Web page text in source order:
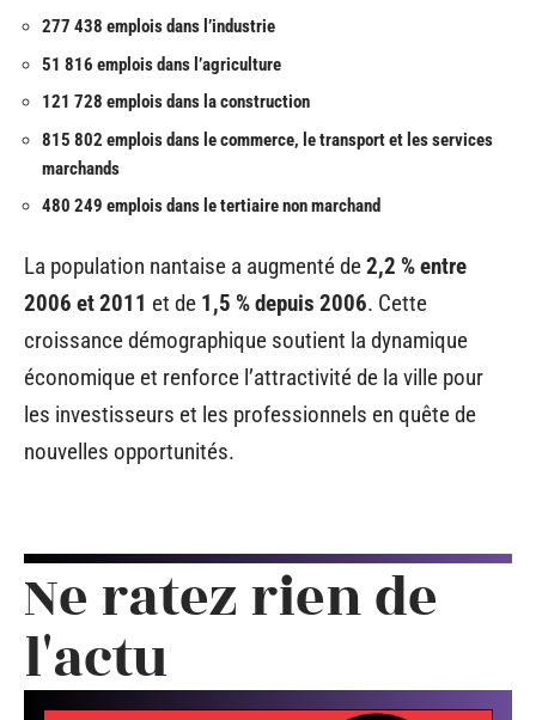
277 438 emplois dans l’industrie
51 816 emplois dans l’agriculture
121 728 emplois dans la construction
815 802 emplois dans le commerce, le transport et les services
marchands
480 249 emplois dans le tertiaire non marchand
La population nantaise a augmenté de2,2 % entre
2006 et 2011 et de 1,5 % depuis 2006. Cette
croissance démographique soutient la dynamique
économique et renforce l’attractivité de la ville pour
les investisseurs et les professionnels en quête de
nouvelles opportunités.
Ne ratez rien de
l'actu